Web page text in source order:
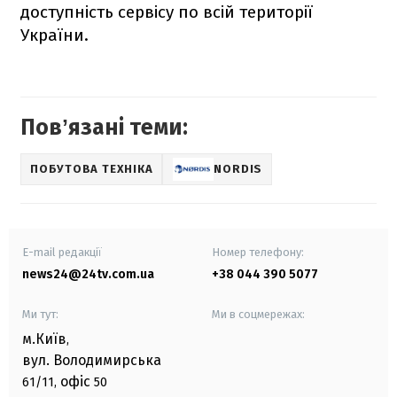
доступність сервісу по всій території
України.
Повʼязані теми:
ПОБУТОВА ТЕХНІКА NORDIS
E-mail редакції
news24@24tv.com.ua
Номер телефону:
+38 044 390 5077
Ми тут:
м.Київ,
вул. Володимирська
61/11, офіс 50
Ми в соцмережах: